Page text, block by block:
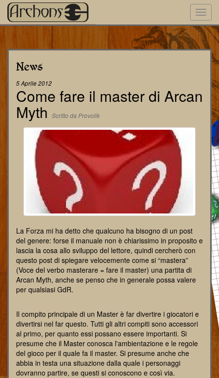
News
5 Aprile 2012
Come fare il master di Arcan
Myth Scritto da Provolik
La Forza mi ha detto che qualcuno ha bisogno di un post
del genere: forse il manuale non è chiarissimo in proposito e
lascia la cosa allo sviluppo del lettore, quindi cercherò con
questo post di spiegare velocemente come si “mastera”
(Voce del verbo masterare = fare il master) una partita di
Arcan Myth, anche se penso che in generale possa valere
per qualsiasi GdR.
Il compito principale di un Master è far divertire i giocatori e
divertirsi nel far questo. Tutti gli altri compiti sono accessori
al primo, per quanto essi possano essere importanti. Si
presume che il Master conosca l'ambientazione e le regole
del gioco per il quale fa il master. Si presume anche che
abbia in testa una situazione dalla quale i personaggi
dovranno partire, se questi si conoscono e così via.